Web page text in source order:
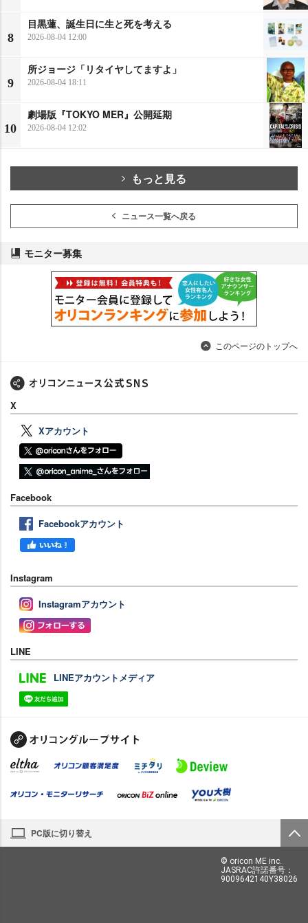
8
目黒蓮、誕生日に生と死を考える
2026-08-04 12:00
9
所ジョージ「リタイヤしてますよ」
2026-08-04 18:11
10
劇場版『TOKYO MER』公開延期
2026-08-04 12:02
もっと見る
ニュース一覧へ戻る
モニター募集
このページのトップへ
X
Xアカウント
Facebook
Facebookアカウント
Instagram
Instagramアカウント
LINE
LINEアカウントメディア
PC版に切り替え
© oricon ME inc.
JASRAC許諾番号：
9009642140Y38026